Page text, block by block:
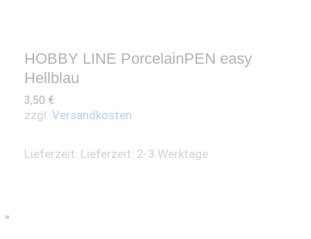
HOBBY LINE PorcelainPEN easy
Hellblau
3,50 €
zzgl. Versandkosten
Lieferzeit: Lieferzeit: 2-3 Werktage